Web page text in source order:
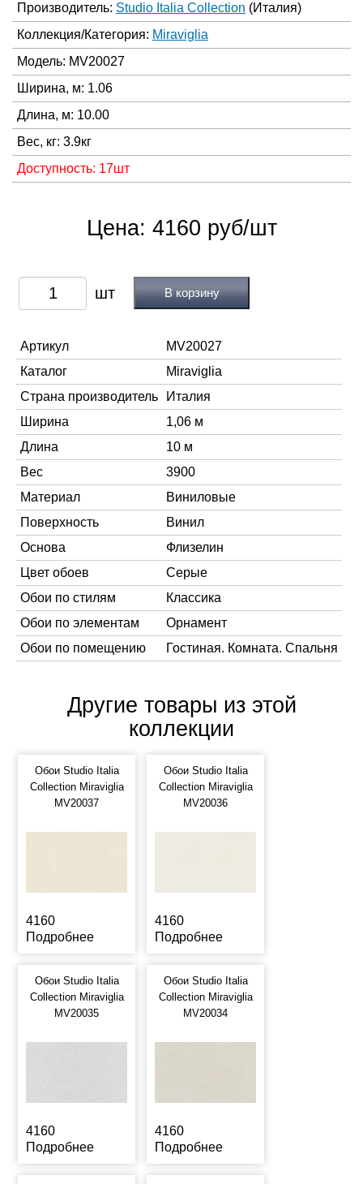
Производитель: Studio Italia Collection (Италия)
Коллекция/Категория: Miraviglia
Модель: MV20027
Ширина, м: 1.06
Длина, м: 10.00
Вес, кг: 3.9кг
Доступность: 17шт
Цена: 4160 руб/шт
В корзину
Артикул
MV20027
Каталог
Miraviglia
Страна производитель
Италия
Ширина
1,06 м
Длина
10 м
Вес
3900
Материал
Виниловые
Поверхность
Винил
Основа
Флизелин
Цвет обоев
Серые
Обои по стилям
Классика
Обои по элементам
Орнамент
Обои по помещению
Гостиная. Комната. Спальня
Другие товары из этой
коллекции
Обои Studio Italia
Collection Miraviglia
MV20037
4160
Подробнее
Обои Studio Italia
Collection Miraviglia
MV20036
4160
Подробнее
Обои Studio Italia
Collection Miraviglia
MV20035
4160
Подробнее
Обои Studio Italia
Collection Miraviglia
MV20034
4160
Подробнее